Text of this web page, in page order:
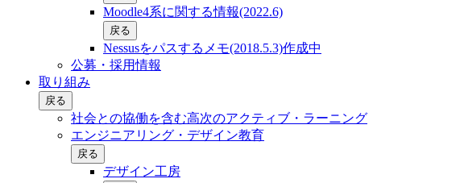
Moodle4系に関する情報(2022.6)
戻る
Nessusをパスするメモ(2018.5.3)作成中
公募・採用情報
取り組み
戻る
社会との協働を含む⾼次のアクティブ・ラーニング
エンジニアリング・デザイン教育
戻る
デザイン工房